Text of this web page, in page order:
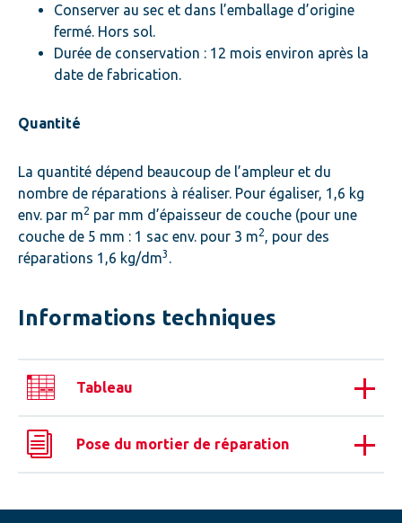
Conserver au sec et dans l’emballage d’origine
fermé. Hors sol.
Durée de conservation : 12 mois environ après la
date de fabrication.
Quantité
La quantité dépend beaucoup de l’ampleur et du
nombre de réparations à réaliser. Pour égaliser, 1,6 kg
env. par m2 par mm d’épaisseur de couche (pour une
couche de 5 mm : 1 sac env. pour 3 m2, pour des
réparations 1,6 kg/dm3 .
Informations techniques
Tableau
Pose du mortier de réparation